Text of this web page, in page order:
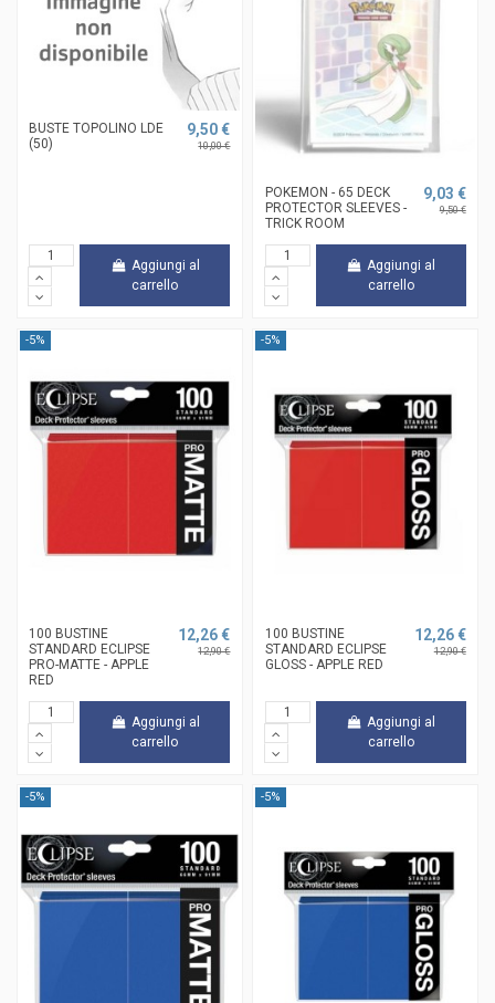
BUSTE TOPOLINO LDE
(50)
9,50 €
10,00 €
Aggiungi al
carrello
POKEMON - 65 DECK
PROTECTOR SLEEVES -
TRICK ROOM
9,03 €
9,50 €
Aggiungi al
carrello
-5%
100 BUSTINE
STANDARD ECLIPSE
PRO-MATTE - APPLE
RED
12,26 €
12,90 €
Aggiungi al
carrello
-5%
100 BUSTINE
STANDARD ECLIPSE
GLOSS - APPLE RED
12,26 €
12,90 €
Aggiungi al
carrello
-5% -5%